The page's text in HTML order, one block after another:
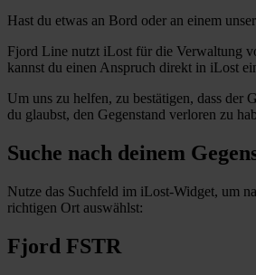
Hast du etwas an Bord oder an einem
Fjord Line nutzt iLost für die Verwaltung
kannst du einen Anspruch direkt in iLost
Um uns zu helfen, zu bestätigen, dass
du glaubst, den Gegenstand verloren zu
Suche nach deinem
Nutze das Suchfeld im iLost-Widget, um
richtigen Ort auswählst:
Fjord FSTR